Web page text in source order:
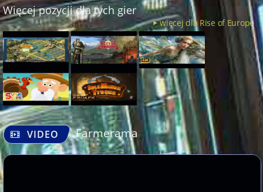
Więcej pozycji dla tych gier
więcej dla Rise of Europe
VIDEO Farmerama